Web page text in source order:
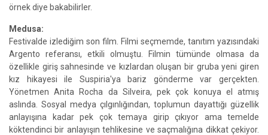
örnek diye bakabilirler.
Medusa:
Festivalde izlediğim son film. Filmi seçmemde, tanıtım yazısındaki
Argento referansı, etkili olmuştu. Filmin tümünde olmasa da
özellikle giriş sahnesinde ve kızlardan oluşan bir gruba yeni giren
kız hikayesi ile Suspiria'ya bariz gönderme var gerçekten.
Yönetmen Anita Rocha da Silveira, pek çok konuya el atmış
aslında. Sosyal medya çılgınlığından, toplumun dayattığı güzellik
anlayışına kadar pek çok temaya girip çıkıyor ama temelde
köktendinci bir anlayışın tehlikesine ve saçmalığına dikkat çekiyor.